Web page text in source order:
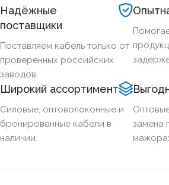
Надёжные
поставщики
Поставляем кабель только от
проверенных российских
заводов.
Широкий ассортимент
Силовые, оптоволоконные и
бронированные кабели в
наличии.
замена